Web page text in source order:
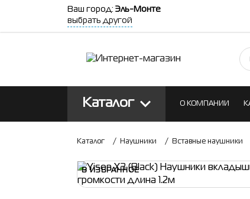
Ваш город: Эль-Монте
выбрать другой
Каталог О КОМПАНИИ
КОНТАКТЫ БЛОГ
Каталог / Наушники / Вставные наушники
В ИЗБРАННОЕ